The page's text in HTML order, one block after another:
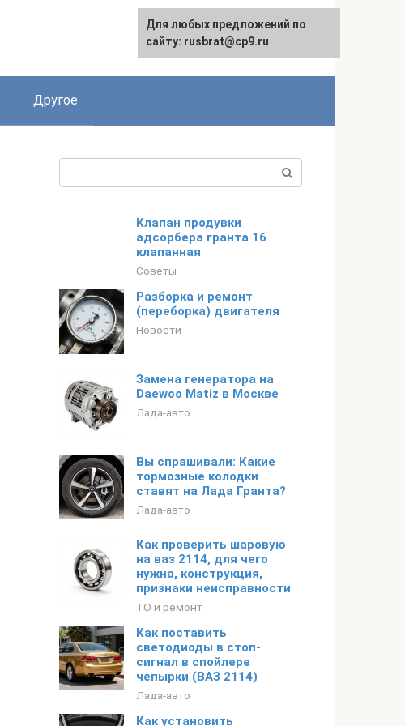
Другое
Клапан продувки
адсорбера гранта 16
клапанная
Советы
Разборка и ремонт
(переборка) двигателя
Новости
Замена генератора на
Daewoo Matiz в Москве
Лада-авто
Вы спрашивали: Какие
тормозные колодки
ставят на Лада Гранта?
Лада-авто
Как проверить шаровую
на ваз 2114, для чего
нужна, конструкция,
признаки неисправности
ТО и ремонт
Как поставить
светодиоды в стоп-
сигнал в спойлере
чепырки (ВАЗ 2114)
Лада-авто
Как установить
Для любых предложений по
сайту: rusbrat@cp9.ru